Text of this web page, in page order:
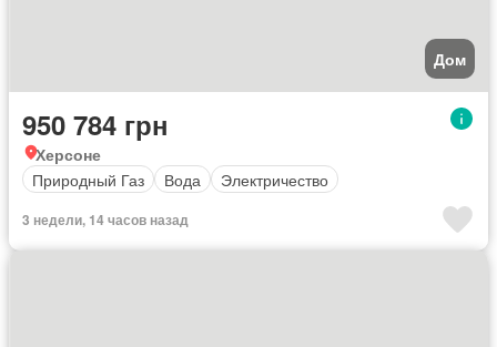
Дом
950 784 грн
Херсоне
Природный Газ
Вода Электричество
3 недели, 14 часов назад